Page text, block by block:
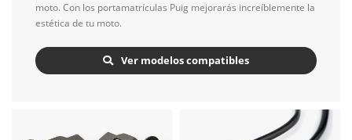
moto. Con los portamatrículas Puig mejorarás increíblemente la
estética de tu moto.
Ver modelos compatibles